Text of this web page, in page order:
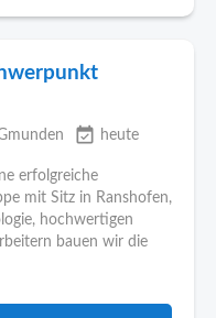
event_available heute
erfolgreiche
mit Sitz in Ranshofen,
hochwertigen
bauen wir die